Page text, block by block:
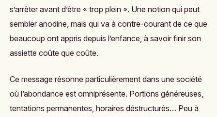
s’arrêter avant d’être « trop plein ». Une notion qui peut
sembler anodine, mais qui va à contre-courant de ce que
beaucoup ont appris depuis l’enfance, à savoir finir son
assiette coûte que coûte.
Ce message résonne particulièrement dans une société
où l’abondance est omniprésente. Portions généreuses,
tentations permanentes, horaires déstructurés… Peu à